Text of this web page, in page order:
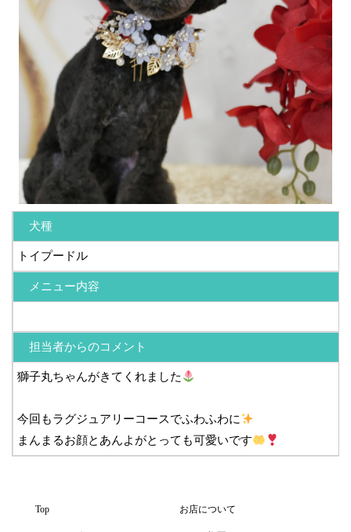
犬種
トイプードル
メニュー内容
担当者からのコメント
獅子丸ちゃんがきてくれました
今回もラグジュアリーコースでふわふわに
まんまるお顔とあんよがとっても可愛いです
Top お店について